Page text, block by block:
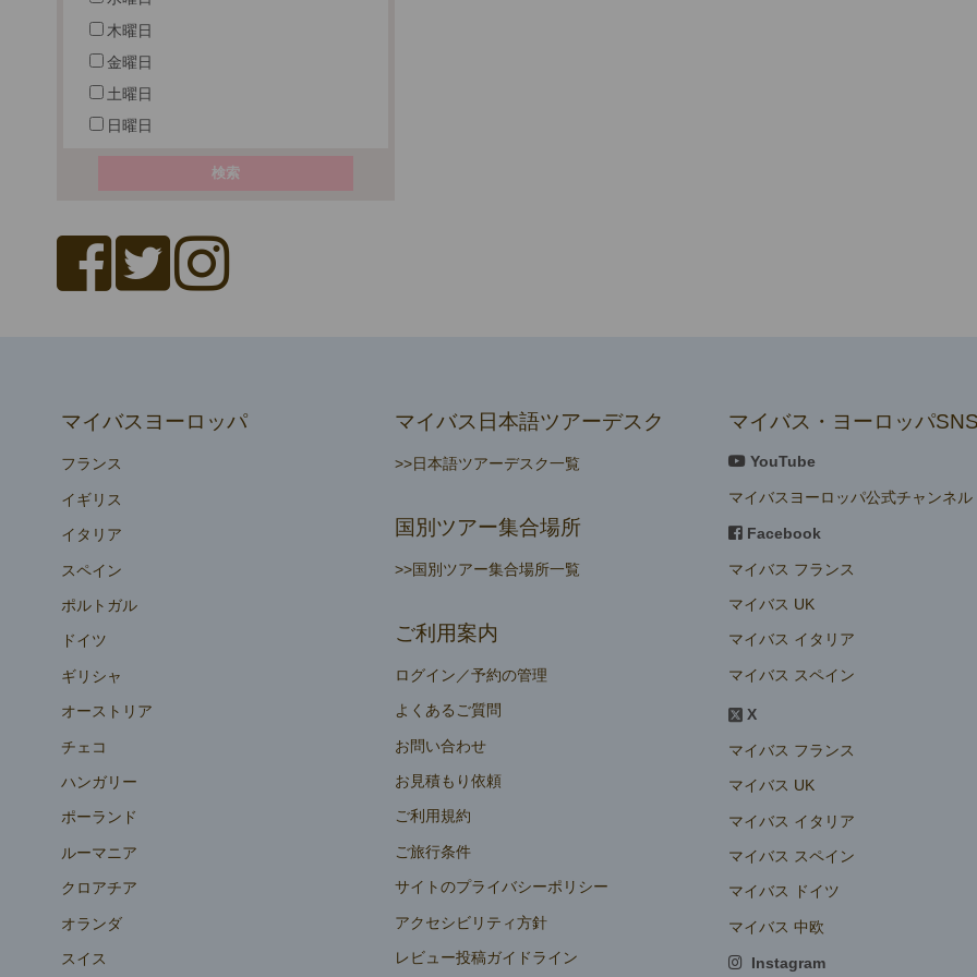
木曜日
金曜日
土曜日
日曜日
マイバスヨーロッパ
フランス
イギリス
イタリア
スペイン
ポルトガル
ドイツ
ギリシャ
オーストリア
チェコ
ハンガリー
ポーランド
ルーマニア
クロアチア
オランダ
スイス
マイバス日本語ツアーデスク
>>日本語ツアーデスク一覧
国別ツアー集合場所
>>国別ツアー集合場所一覧
ご利用案内
ログイン／予約の管理
よくあるご質問
お問い合わせ
お見積もり依頼
ご利用規約
ご旅行条件
サイトのプライバシーポリシー
アクセシビリティ方針
レビュー投稿ガイドライン
マイバス・ヨーロッパ
YouTube
マイバスヨーロッパ公式チャンネル
Facebook
マイバス フランス
マイバス UK
マイバス イタリア
マイバス スペイン
X
マイバス フランス
マイバス UK
マイバス イタリア
マイバス スペイン
マイバス ドイツ
マイバス 中欧
Instagram